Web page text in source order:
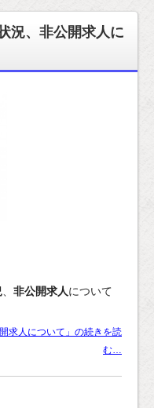
況、非公開求人に
非公開求人について
求人について」の続きを読
む…